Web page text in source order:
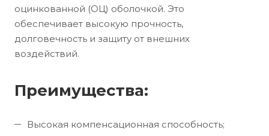
оцинкованной (ОЦ) оболочкой. Это
обеспечивает высокую прочность,
долговечность и защиту от внешних
воздействий.
Преимущества:
Высокая компенсационная способность;